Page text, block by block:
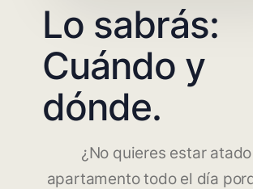
Lo sabrás:
Cuándo y
dónde.
¿No quieres estar
apartamento todo el día